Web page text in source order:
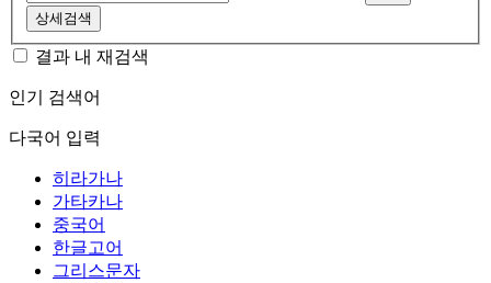
상세검색
결과 내 재검색
인기 검색어
다국어 입력
히라가나
가타카나
중국어
한글고어
그리스문자